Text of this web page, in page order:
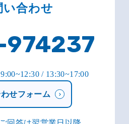
い合わせ
/ 13:30~17:00
せフォーム